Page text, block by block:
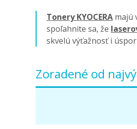
Tonery KYOCERA majú
spoľahnite sa, že
skvelú výťažnosť i
Zoradené od